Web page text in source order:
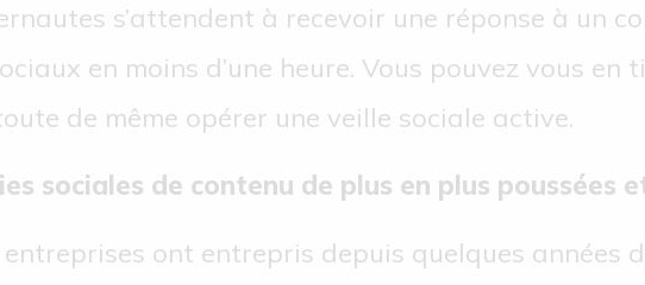
s’attendent à recevoir une réponse à un
en moins d’une heure. Vous pouvez vous
de même opérer une veille sociale active.
sociales de contenu de plus en plus poussées
entreprises ont entrepris depuis quelques années